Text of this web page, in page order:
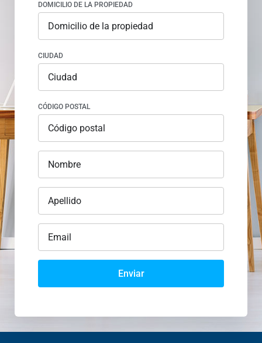
DOMICILIO DE LA PROPIEDAD
CIUDAD
CÓDIGO POSTAL
Enviar